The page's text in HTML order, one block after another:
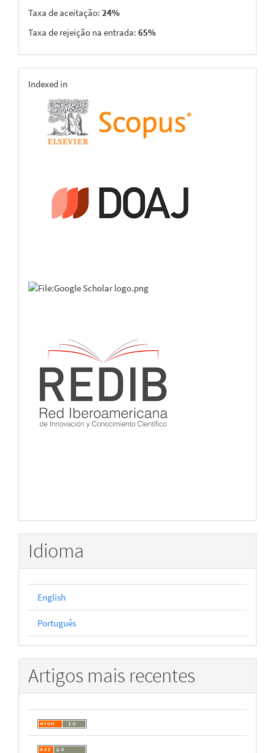
Taxa de aceitação: 24%
Taxa de rejeição na entrada: 65%
indexing
Indexed in
Idioma
English
Português
Artigos mais recentes